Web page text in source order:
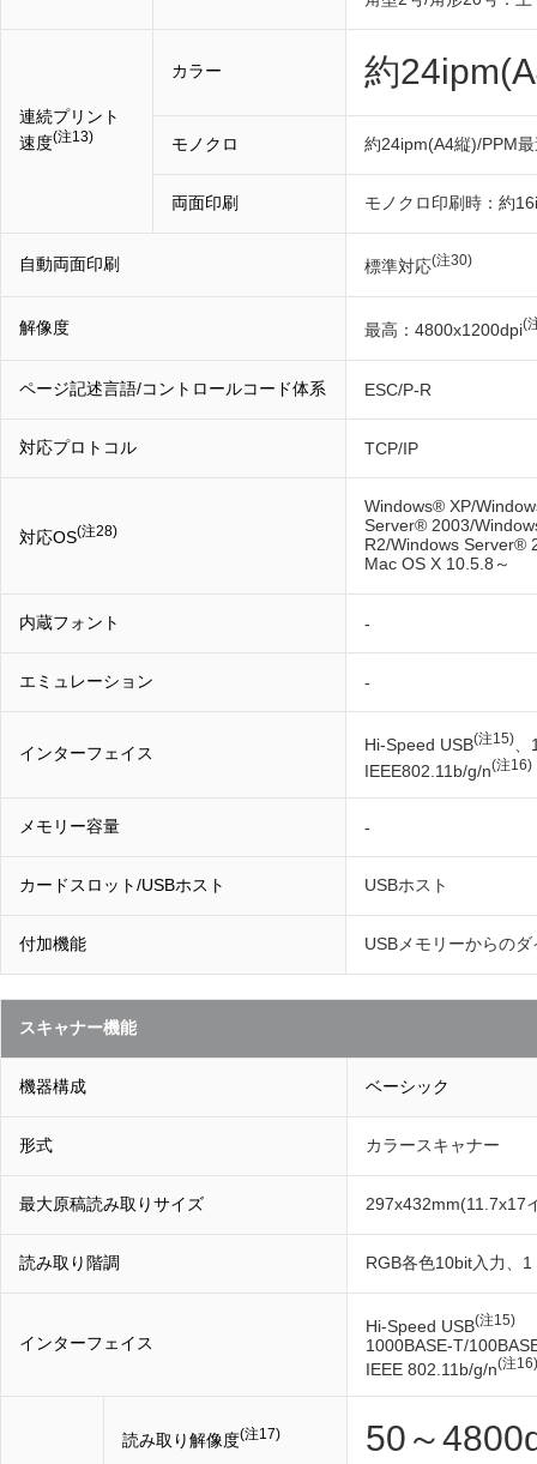
連続プリント
速度(注13)
カラー 約
モノクロ 約24ipm(A4縦)/PPM
両面印刷 モノクロ印刷時：約
自動両面印刷 標準対応(注30)
解像度 最高：4800x1200dpi(
ページ記述言語/コントロールコード体系 ESC/P-R
対応プロトコル TCP/IP
対応OS(注28)
Windows® XP/
Server® 2003/
R2/Windows Server®
Mac OS X 10.5.8～
内蔵フォント -
エミュレーション -
インターフェイス Hi-Speed USB(注15)
IEEE802.11b/g/n(注16)
メモリー容量 -
カードスロット/USBホスト USBホスト
付加機能 USBメモリーからの
スキャナー機能
機器構成 ベーシック
形式 カラースキャナー
最大原稿読み取りサイズ 297x432mm(11.7x17
読み取り階調 RGB各色10bit入力、
インターフェイス
Hi-Speed USB(注15)
1000BASE-T/
IEEE 802.11b/g/n(注16)
読み取り解像度(注17) 50～